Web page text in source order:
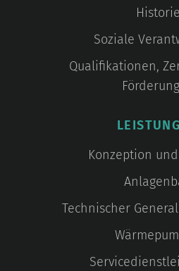
Historie
Soziale
Qualifikationen,
Konzeption
Technischer